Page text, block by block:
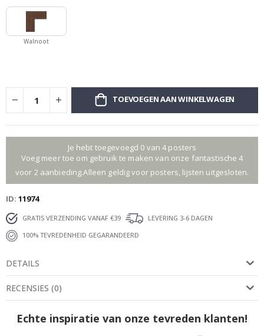
Walnoot
TOEVOEGEN AAN WINKELWAGEN
Je hebt toegevoegd 0 van 4 posters
Voeg meer toe om gebruik te maken van onze fantastische 4
voor 2 aanbieding.Alleen geldig voor posters, lijsten uitgesloten.
ID 11974
GRATIS VERZENDING VANAF €39
LEVERING 3-6 DAGEN
100% TEVREDENHEID GEGARANDEERD
DETAILS
RECENSIES (0)
Echte inspiratie van onze tevreden klanten!